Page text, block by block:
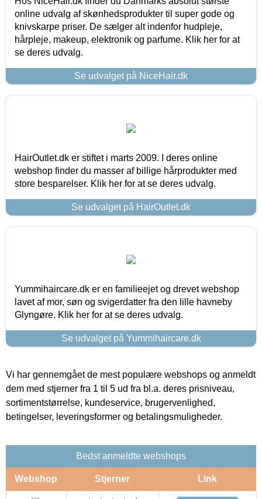
online udvalg af skønhedsprodukter til super gode og
knivskarpe priser. De sælger alt indenfor hudpleje,
hårpleje, makeup, elektronik og parfume. Klik her for at
se deres udvalg.
Se udvalget på NiceHair.dk
HairOutlet.dk er stiftet i marts 2009. I deres online
webshop finder du masser af billige hårprodukter med
store besparelser. Klik her for at se deres udvalg.
Se udvalget på HairOutlet.dk
Yummihaircare.dk er en familieejet og drevet webshop
lavet af mor, søn og svigerdatter fra den lille havneby
Glyngøre. Klik her for at se deres udvalg.
Se udvalget på Yummihaircare.dk
Vi har gennemgået de mest populære webshops og anmeldt
dem med stjerner fra 1 til 5 ud fra bl.a. deres prisniveau,
sortimentstørrelse, kundeservice, brugervenlighed,
betingelser, leveringsformer og betalingsmuligheder.
Bedst anmeldte webshops
Webshop Stjerner Link